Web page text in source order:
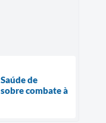
de
combate à